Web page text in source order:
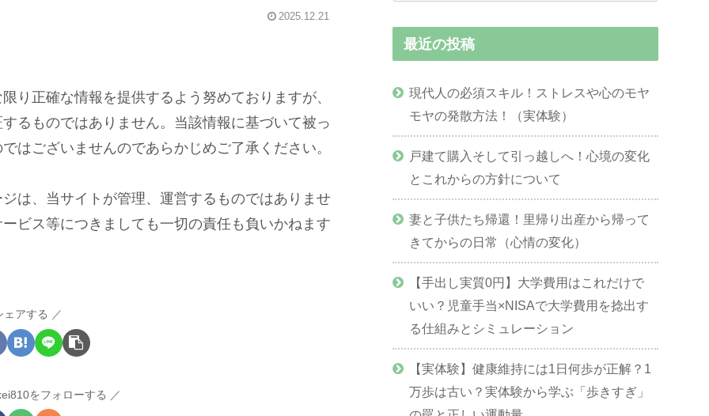
2025.12.21
り正確な情報を提供するよう努めておりますが、
るものではありません。当該情報に基づいて被っ
はございませんのであらかじめご了承ください。
は、当サイトが管理、運営するものではありませ
ビス等につきましても一切の責任も負いかねます
ェアする
をフォローする
最近の投稿
現代人の必須スキル！ストレスや心のモヤ
モヤの発散方法！（実体験）
戸建て購入そして引っ越しへ！心境の変化
とこれからの方針について
妻と子供たち帰還！里帰り出産から帰って
きてからの日常（心情の変化）
【手出し実質0円】大学費用はこれだけで
いい？児童手当×NISAで大学費用を捻出す
る仕組みとシミュレーション
【実体験】健康維持には1日何歩が正解？1
万歩は古い？実体験から学ぶ「歩きすぎ」